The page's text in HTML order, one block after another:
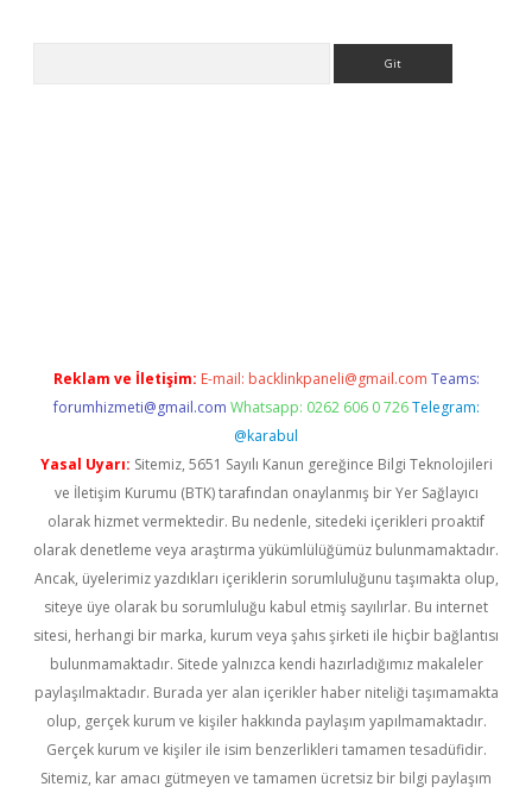
Reklam ve İletişim: E-mail: backlinkpaneli@gmail.com Teams:
forumhizmeti@gmail.com Whatsapp: 0262 606 0 726 Telegram:
@karabul
Yasal Uyarı: Sitemiz, 5651 Sayılı Kanun gereğince Bilgi Teknolojileri
ve İletişim Kurumu (BTK) tarafından onaylanmış bir Yer Sağlayıcı
olarak hizmet vermektedir. Bu nedenle, sitedeki içerikleri proaktif
olarak denetleme veya araştırma yükümlülüğümüz bulunmamaktadır.
Ancak, üyelerimiz yazdıkları içeriklerin sorumluluğunu taşımakta olup,
siteye üye olarak bu sorumluluğu kabul etmiş sayılırlar. Bu internet
sitesi, herhangi bir marka, kurum veya şahıs şirketi ile hiçbir bağlantısı
bulunmamaktadır. Sitede yalnızca kendi hazırladığımız makaleler
paylaşılmaktadır. Burada yer alan içerikler haber niteliği taşımamakta
olup, gerçek kurum ve kişiler hakkında paylaşım yapılmamaktadır.
Gerçek kurum ve kişiler ile isim benzerlikleri tamamen tesadüfidir.
Sitemiz, kar amacı gütmeyen ve tamamen ücretsiz bir bilgi paylaşım